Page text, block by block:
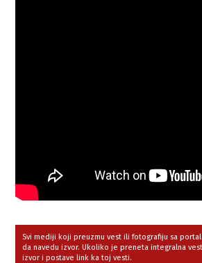
Svi mediji koji preuzmu vest ili fotografiju sa
da navedu izvor. Ukoliko je preneta integralna
izvor i postave link ka toj vesti.